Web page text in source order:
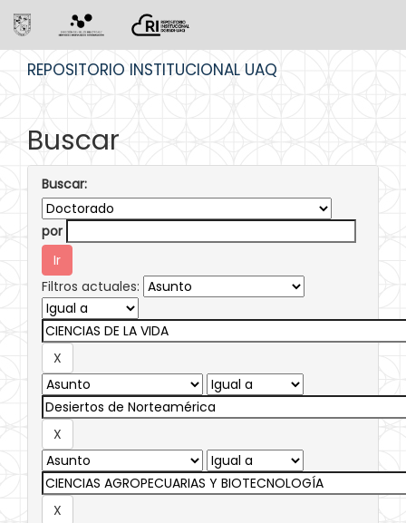
REPOSITORIO INSTITUCIONAL UAQ
Buscar
Buscar:
por
Filtros actuales: